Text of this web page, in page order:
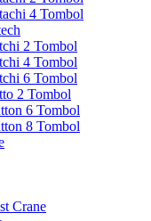
4 Tombol
2 Tombol
4 Tombol
6 Tombol
2 Tombol
6 Tombol
8 Tombol
Crane